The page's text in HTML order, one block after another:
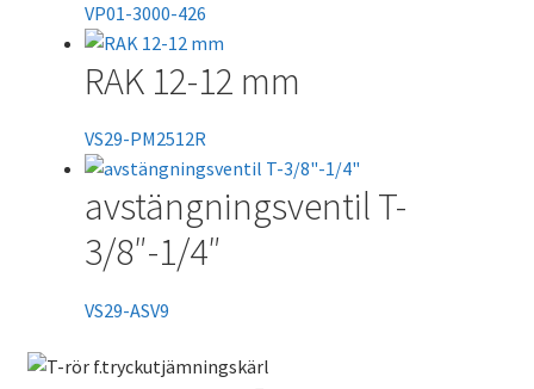
VP01-3000-426
RAK 12-12 mm
VS29-PM2512R
avstängningsventil T-
3/8″-1/4″
VS29-ASV9